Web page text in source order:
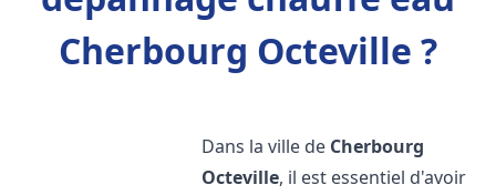
Cherbourg Octeville ?
Dans la ville de Cherbourg
Octeville, il est essentiel d'avoir